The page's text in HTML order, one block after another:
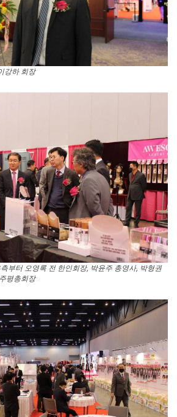
강하 회장
부터 오영록 전 한인회장, 박윤주 총영사, 박형권
평총회장